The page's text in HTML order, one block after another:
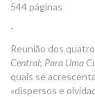
544 páginas
-
Reunião dos
Central; Para Uma
quais se
«dispersos e